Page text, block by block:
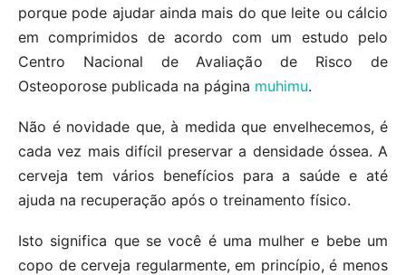
porque pode ajudar ainda mais do que leite ou cálcio
em comprimidos de acordo com um estudo pelo
Centro Nacional de Avaliação de Risco de
Osteoporose publicada na página muhimu.
Não é novidade que, à medida que envelhecemos, é
cada vez mais difícil preservar a densidade óssea. A
cerveja tem vários benefícios para a saúde e até
ajuda na recuperação após o treinamento físico.
Isto significa que se você é uma mulher e bebe um
copo de cerveja regularmente, em princípio, é menos